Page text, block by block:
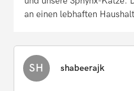
an einen lebhaften
SH shabeerajk